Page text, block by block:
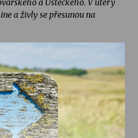
a Ústeckého. V úterý
a živly se přesunou na